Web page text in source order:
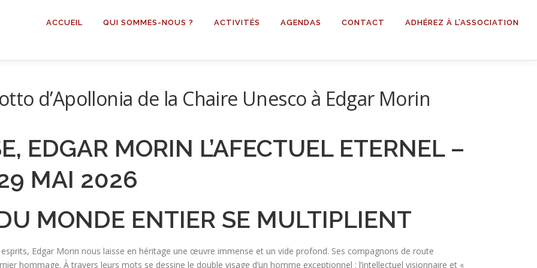
ACCUEIL QUI SOMMES-NOUS ? ACTIVITÉS AGENDAS CONTACT ADHÉREZ À L’ASSOCIATION
d’Apollonia de la Chaire Unesco à Edgar Morin
EDGAR MORIN L’AFECTUEL ETERNEL –
MAI 2026
MONDE ENTIER SE MULTIPLIENT
Edgar Morin nous laisse en héritage une œuvre immense et un vide profond. Ses compagnons de route
hommage. À travers leurs mots se dessine le double visage d’un homme exceptionnel : l’intellectuel visionnaire et «